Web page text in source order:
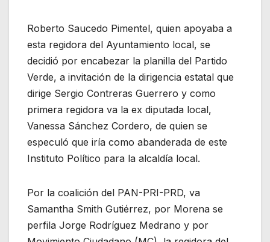
Roberto Saucedo Pimentel, quien apoyaba a
esta regidora del Ayuntamiento local, se
decidió por encabezar la planilla del Partido
Verde, a invitación de la dirigencia estatal que
dirige Sergio Contreras Guerrero y como
primera regidora va la ex diputada local,
Vanessa Sánchez Cordero, de quien se
especuló que iría como abanderada de este
Instituto Político para la alcaldía local.
Por la coalición del PAN-PRI-PRD, va
Samantha Smith Gutiérrez, por Morena se
perfila Jorge Rodríguez Medrano y por